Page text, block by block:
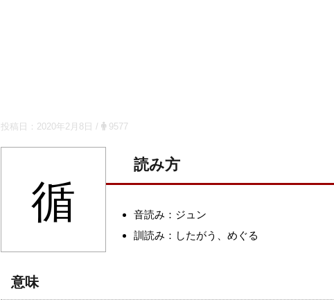
投稿日： 2020年2月8日 / 9577
循
読み方
音読み：ジュン
訓読み：したがう、めぐる
意味